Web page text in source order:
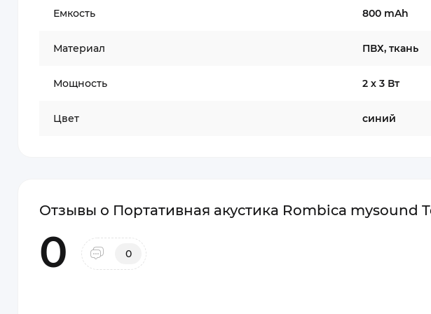
Емкость 800 mAh
Материал ПВХ, ткань
Мощность 2 х 3 Вт
Цвет синий
Отзывы о Портативная акустика Rombica mysound
0 0